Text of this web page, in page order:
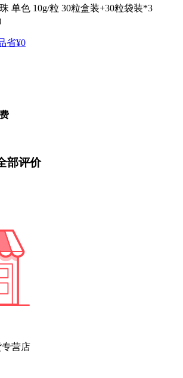
单色 10g/粒 30粒盒装+30粒袋装*3
省¥0
部评价
营店